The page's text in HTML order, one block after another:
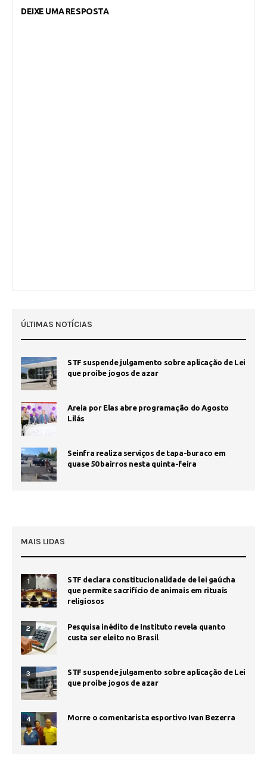
DEIXE UMA RESPOSTA
ÚLTIMAS NOTÍCIAS
STF suspende julgamento sobre aplicação de Lei
que proíbe jogos de azar
Areia por Elas abre programação do Agosto
Lilás
Seinfra realiza serviços de tapa-buraco em
quase 50 bairros nesta quinta-feira
MAIS LIDAS
1
STF declara constitucionalidade de lei gaúcha
que permite sacrifício de animais em rituais
religiosos
2
Pesquisa inédito de Instituto revela quanto
custa ser eleito no Brasil
3
STF suspende julgamento sobre aplicação de Lei
que proíbe jogos de azar
4 Morre o comentarista esportivo Ivan Bezerra